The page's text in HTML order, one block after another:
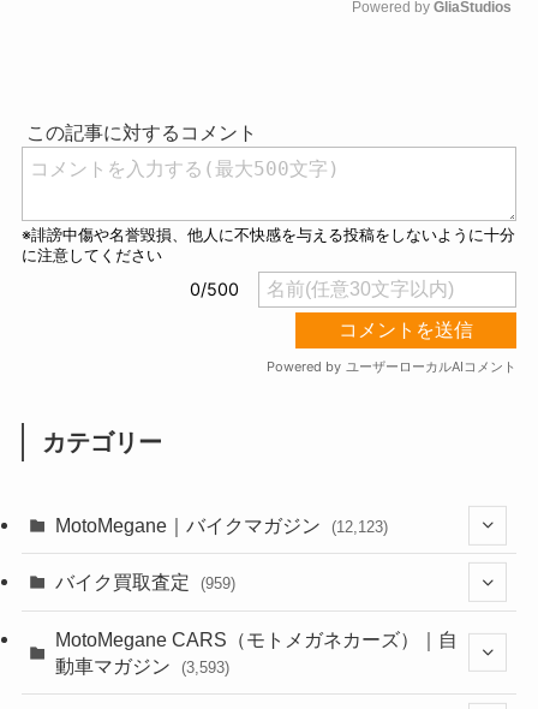
Powered by GliaStudios
カテゴリー
MotoMegane｜バイクマガジン (12,123)
(44)
バイク買取査定 (959)
(352)
MotoMegane CARS（モトメガネカーズ）｜自
動車マガジン
(3,593)